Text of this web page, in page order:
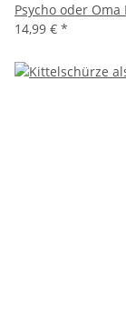
Psycho oder Oma
14,99 € *